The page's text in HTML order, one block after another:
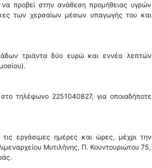
να προβεί στην ανάθεση προμήθειας υγρών
των χερσαίων μέσων υπαγωγής του και
τριάντα δύο ευρώ και εννέα λεπτών
τηλέφωνο 2251040827, για οποιαδήποτε
εργάσιμες ημέρες και ώρες, μέχρι την
Μυτιλήνης, Π. Κουντουριώτου 75,